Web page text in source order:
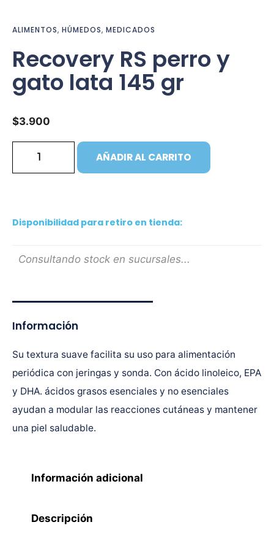
ALIMENTOS, HÚMEDOS, MEDICADOS
Recovery RS perro y
gato lata 145 gr
$3.900
AÑADIR AL CARRITO
Disponibilidad para retiro en tienda:
Consultando stock en sucursales...
Información
Su textura suave facilita su uso para alimentación
periódica con jeringas y sonda. Con ácido linoleico, EPA
y DHA. ácidos grasos esenciales y no esenciales
ayudan a modular las reacciones cutáneas y mantener
una piel saludable.
Información adicional
Descripción